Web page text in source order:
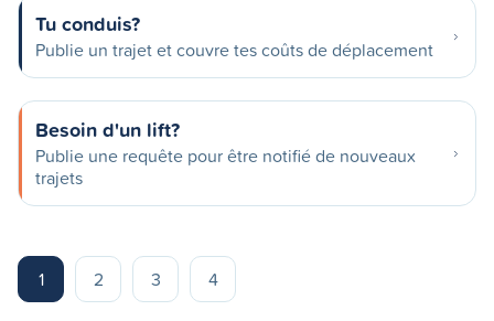
Tu conduis?
Publie un trajet et couvre tes coûts de déplacement
Besoin d'un lift?
Publie une requête pour être notifié de nouveaux
trajets
1 2 3 4